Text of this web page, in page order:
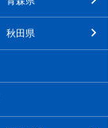
秋田県